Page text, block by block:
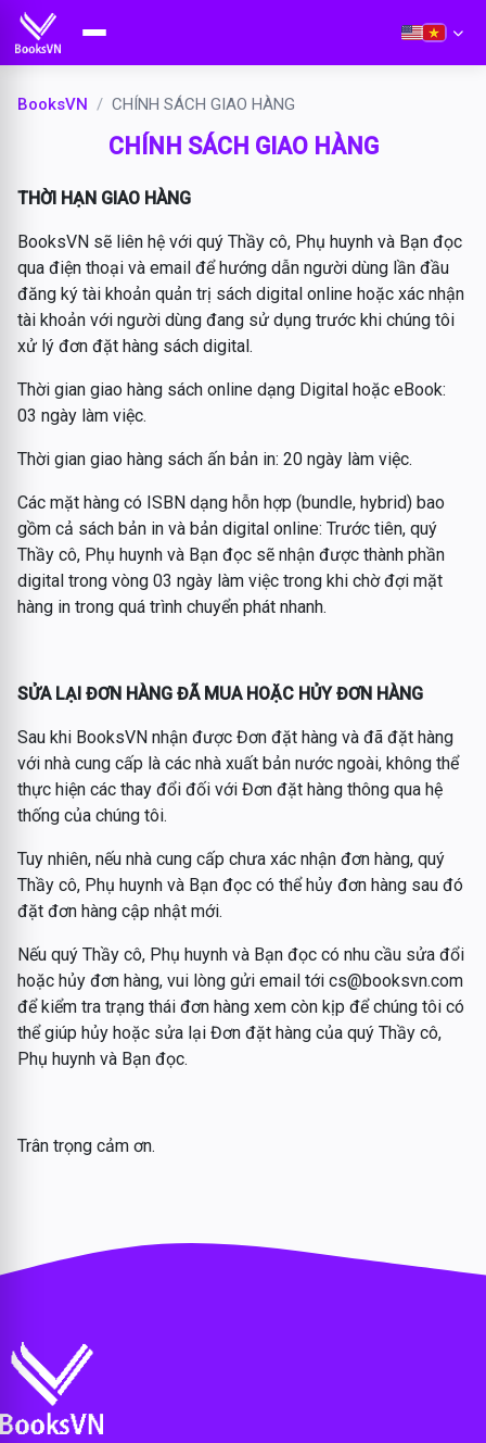
BooksVN CHÍNH SÁCH GIAO HÀNG
CHÍNH SÁCH GIAO HÀNG
THỜI HẠN GIAO HÀNG
BooksVN sẽ liên hệ với quý Thầy cô, Phụ huynh và Bạn đọc
qua điện thoại và email để hướng dẫn người dùng lần đầu
đăng ký tài khoản quản trị sách digital online hoặc xác nhận
tài khoản với người dùng đang sử dụng trước khi chúng tôi
xử lý đơn đặt hàng sách digital.
Thời gian giao hàng sách online dạng Digital hoặc eBook:
03 ngày làm việc.
Thời gian giao hàng sách ấn bản in: 20 ngày làm việc.
Các mặt hàng có ISBN dạng hỗn hợp (bundle, hybrid) bao
gồm cả sách bản in và bản digital online: Trước tiên, quý
Thầy cô, Phụ huynh và Bạn đọc sẽ nhận được thành phần
digital trong vòng 03 ngày làm việc trong khi chờ đợi mặt
hàng in trong quá trình chuyển phát nhanh.
SỬA LẠI ĐƠN HÀNG ĐÃ MUA HOẶC HỦY ĐƠN HÀNG
Sau khi BooksVN nhận được Đơn đặt hàng và đã đặt hàng
với nhà cung cấp là các nhà xuất bản nước ngoài, không thể
thực hiện các thay đổi đối với Đơn đặt hàng thông qua hệ
thống của chúng tôi.
Tuy nhiên, nếu nhà cung cấp chưa xác nhận đơn hàng, quý
Thầy cô, Phụ huynh và Bạn đọc có thể hủy đơn hàng sau đó
đặt đơn hàng cập nhật mới.
Nếu quý Thầy cô, Phụ huynh và Bạn đọc có nhu cầu sửa đổi
hoặc hủy đơn hàng, vui lòng gửi email tới cs@booksvn.com
để kiểm tra trạng thái đơn hàng xem còn kịp để chúng tôi có
thể giúp hủy hoặc sửa lại Đơn đặt hàng của quý Thầy cô,
Phụ huynh và Bạn đọc.
Trân trọng cảm ơn.